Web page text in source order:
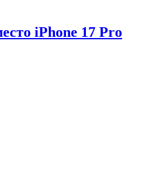
iPhone 17 Pro